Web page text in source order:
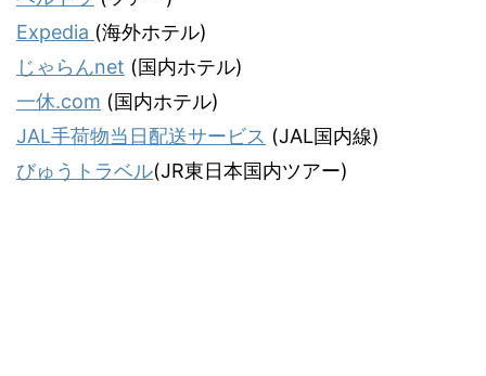
Expedia (海外ホテル)
じゃらんnet (国内ホテル)
一休.com (国内ホテル)
JAL手荷物当日配送サービス (JAL国内線)
びゅうトラベル(JR東日本国内ツアー)